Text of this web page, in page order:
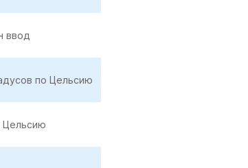
ввод
по Цельсию
Цельсию